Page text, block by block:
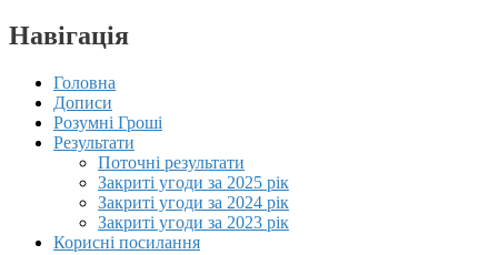
Навігація
Головна
Дописи
Розумні Гроші
Результати
Поточні результати
Закриті угоди за 2025 рік
Закриті угоди за 2024 рік
Закриті угоди за 2023 рік
Корисні посилання